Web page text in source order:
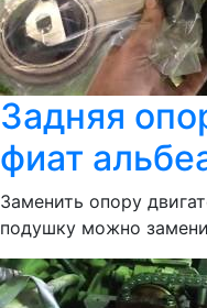
Задняя
фиат
Заменить опору
подушку можно